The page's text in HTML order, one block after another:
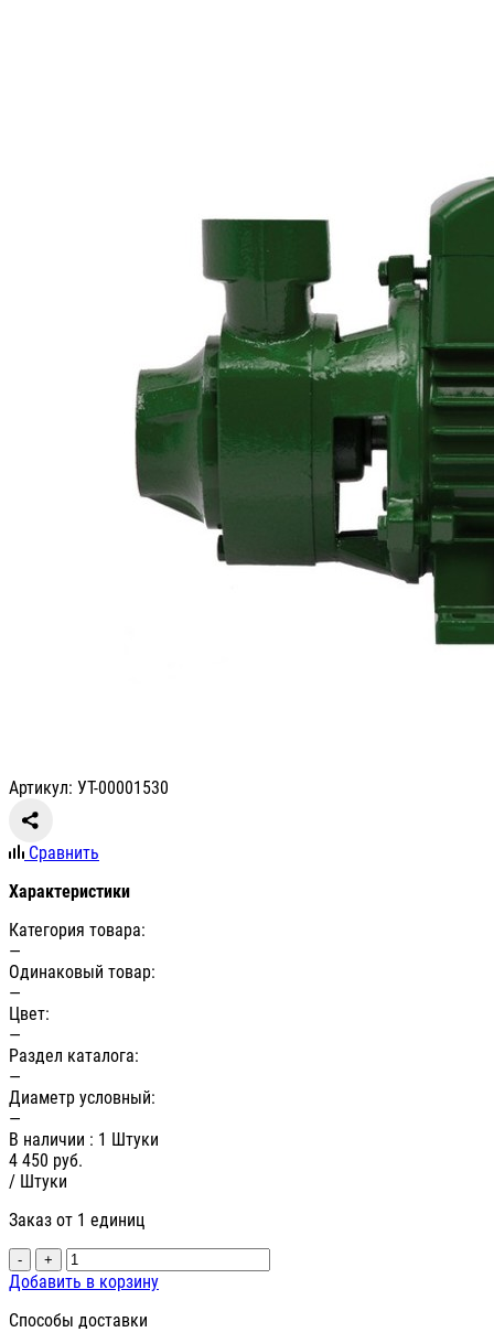
Артикул: УТ-00001530
Сравнить
Характеристики
Категория товара:
—
Одинаковый товар:
—
Цвет:
—
Раздел каталога:
—
Диаметр условный:
—
В наличии : 1 Штуки
4 450 руб.
/ Штуки
Заказ от 1 единиц
- +
Добавить в корзину
Способы доставки